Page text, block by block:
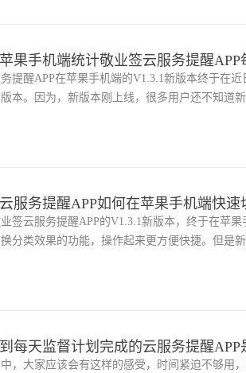
果手机端统计敬业签云服务提醒
提醒APP在苹果手机端的V1.3.1新版本终于在
本。因为，新版本刚上线，很多用户还不知道
服务提醒APP如何在苹果手机端快速
签云服务提醒APP的V1.3.1新版本，终于在苹
分类效果的功能，操作起来更方便快捷。但是
每天监督计划完成的云服务提醒APP
中，大家应该会有这样的感受，时间紧迫不够用